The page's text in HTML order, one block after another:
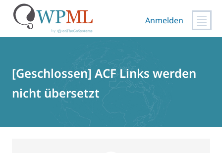
Anmelden
[Geschlossen] ACF Links werden
nicht übersetzt